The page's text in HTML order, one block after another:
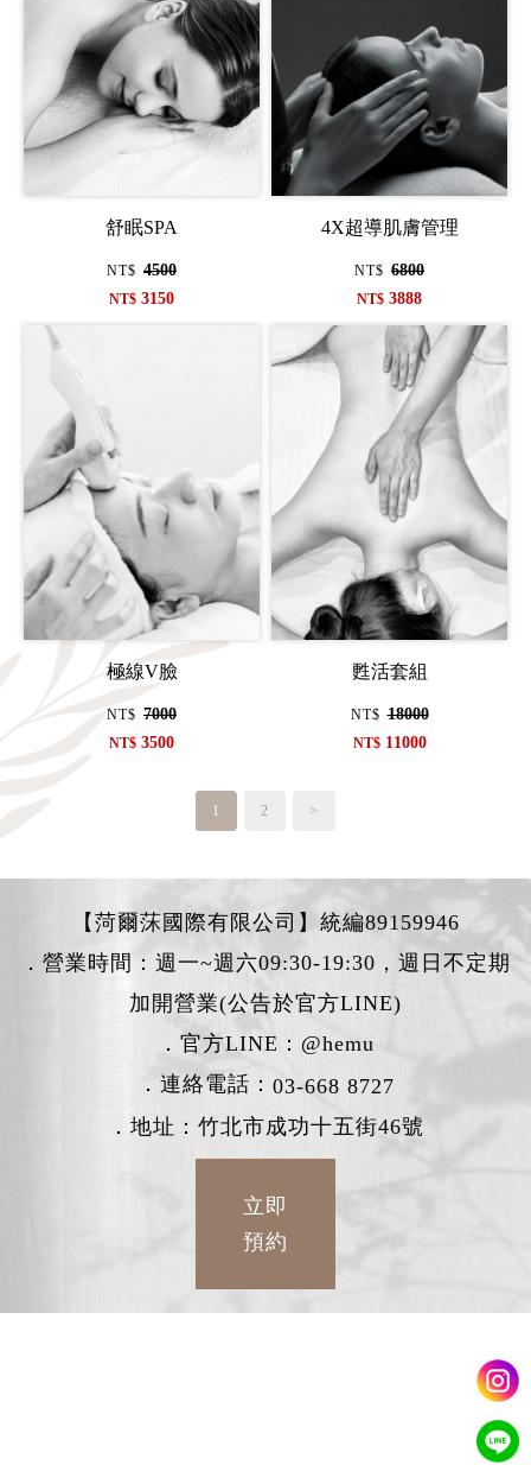
舒眠SPA
NT$ 4500
NT$ 3150
4X超導肌膚管理
NT$ 6800
NT$ 3888
極線V臉
NT$ 7000
NT$ 3500
甦活套組
NT$ 18000
NT$11000
1 2 >
【菏爾莯國際有限公司】統編89159946
．營業時間：週一~週六09:30-19:30，週日不定期
加開營業(公告於官方LINE)
．官方LINE： @hemu
．連絡電話： 03-668 8727
．地址：竹北市成功十五街46號
立即
預約